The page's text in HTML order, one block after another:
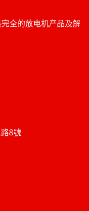
全的放电机产品及解
8號